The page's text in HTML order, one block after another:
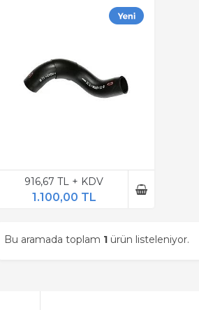
916,67 TL + KDV
1.100,00 TL
Bu aramada toplam 1 ürün listeleniyor.